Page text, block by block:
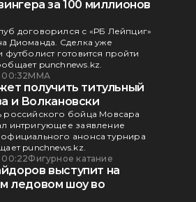
за 100 миллионов
договорился с «РБ Лейпциг»
Диоманда. Сделка уже
футболист готовится пройти
punchnews.kz.
00:32ММА
получить титульный
и Волкановски
российского бойца Мовсара
интригующее заявление
анонса турнира
punchnews.kz.
00:22Фигурное катание
выступит на
ледовом шоу во